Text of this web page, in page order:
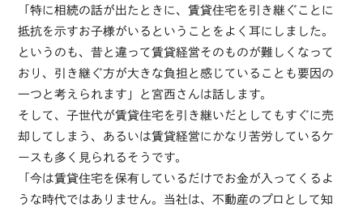
「特に相続の話が出たときに、賃貸住宅を引き継ぐことに
抵抗を示すお子様がいるということをよく耳にしました。
というのも、昔と違って賃貸経営そのものが難しくなって
おり、引き継ぐ方が大きな負担と感じていることも要因の
一つと考えられます」と宮西さんは話します。
そして、子世代が賃貸住宅を引き継いだとしてもすぐに売
却してしまう、あるいは賃貸経営にかなり苦労しているケ
ースも多く見られるそうです。
「今は賃貸住宅を保有しているだけでお金が入ってくるよ
うな時代ではありません。当社は、不動産のプロとして知